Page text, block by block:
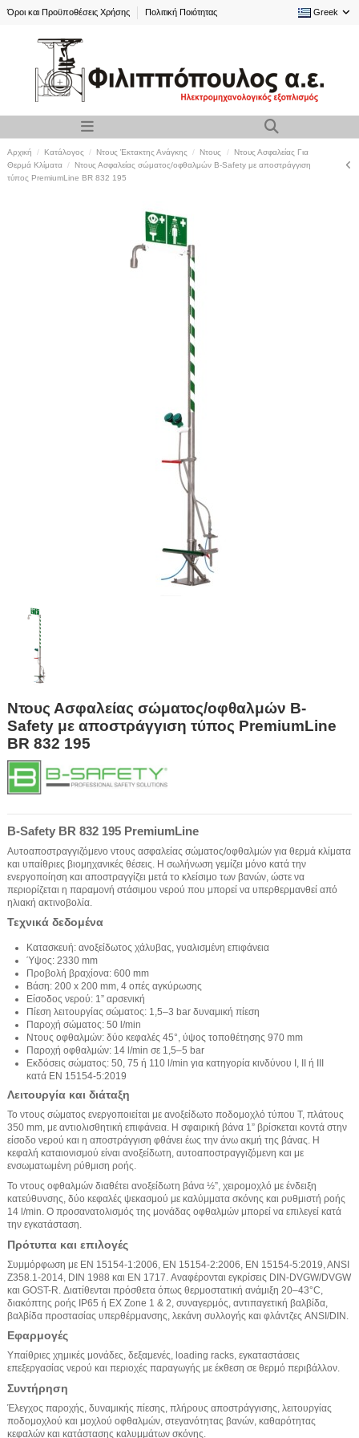
Όροι και Προϋποθέσεις Χρήσης Πολιτική Ποιότητας Greek
Αρχική Κατάλογος Ντους Έκτακτης Ανάγκης Ντους
Ντους Ασφαλείας Για
Θερμά Κλίματα
Ντους Ασφαλείας σώματος/οφθαλμών B-Safety με αποστράγγιση
τύπος PremiumLine BR 832 195
Ντους Ασφαλείας σώματος/οφθαλμών B-
Safety με αποστράγγιση τύπος PremiumLine
BR 832 195
B-Safety BR 832 195 PremiumLine
Αυτοαποστραγγιζόμενο ντους ασφαλείας σώματος/οφθαλμών για θερμά κλίματα
και υπαίθριες βιομηχανικές θέσεις. Η σωλήνωση γεμίζει μόνο κατά την
ενεργοποίηση και αποστραγγίζει μετά το κλείσιμο των βανών, ώστε να
περιορίζεται η παραμονή στάσιμου νερού που μπορεί να υπερθερμανθεί από
ηλιακή ακτινοβολία.
Τεχνικά δεδομένα
Κατασκευή: ανοξείδωτος χάλυβας, γυαλισμένη επιφάνεια
Ύψος: 2330 mm
Προβολή βραχίονα: 600 mm
Βάση: 200 x 200 mm, 4 οπές αγκύρωσης
Είσοδος νερού: 1” αρσενική
Πίεση λειτουργίας σώματος: 1,5–3 bar δυναμική πίεση
Παροχή σώματος: 50 l/min
Ντους οφθαλμών: δύο κεφαλές 45°, ύψος τοποθέτησης 970 mm
Παροχή οφθαλμών: 14 l/min σε 1,5–5 bar
Εκδόσεις σώματος: 50, 75 ή 110 l/min για κατηγορία κινδύνου I, II ή III
κατά EN 15154-5:2019
Λειτουργία και διάταξη
Το ντους σώματος ενεργοποιείται με ανοξείδωτο ποδομοχλό τύπου Τ, πλάτους
350 mm, με αντιολισθητική επιφάνεια. Η σφαιρική βάνα 1” βρίσκεται κοντά στην
είσοδο νερού και η αποστράγγιση φθάνει έως την άνω ακμή της βάνας. Η
κεφαλή καταιονισμού είναι ανοξείδωτη, αυτοαποστραγγιζόμενη και με
ενσωματωμένη ρύθμιση ροής.
Το ντους οφθαλμών διαθέτει ανοξείδωτη βάνα ½”, χειρομοχλό με ένδειξη
κατεύθυνσης, δύο κεφαλές ψεκασμού με καλύμματα σκόνης και ρυθμιστή ροής
14 l/min. Ο προσανατολισμός της μονάδας οφθαλμών μπορεί να επιλεγεί κατά
την εγκατάσταση.
Πρότυπα και επιλογές
Συμμόρφωση με EN 15154-1:2006, EN 15154-2:2006, EN 15154-5:2019, ANSI
Z358.1-2014, DIN 1988 και EN 1717. Αναφέρονται εγκρίσεις DIN-DVGW/DVGW
και GOST-R. Διατίθενται πρόσθετα όπως θερμοστατική ανάμιξη 20–43°C,
διακόπτης ροής IP65 ή EX Zone 1 & 2, συναγερμός, αντιπαγετική βαλβίδα,
βαλβίδα προστασίας υπερθέρμανσης, λεκάνη συλλογής και φλάντζες ANSI/DIN.
Εφαρμογές
Υπαίθριες χημικές μονάδες, δεξαμενές, loading racks, εγκαταστάσεις
επεξεργασίας νερού και περιοχές παραγωγής με έκθεση σε θερμό περιβάλλον.
Συντήρηση
Έλεγχος παροχής, δυναμικής πίεσης, πλήρους αποστράγγισης, λειτουργίας
ποδομοχλού και μοχλού οφθαλμών, στεγανότητας βανών, καθαρότητας
κεφαλών και κατάστασης καλυμμάτων σκόνης.